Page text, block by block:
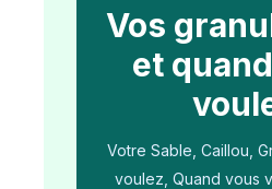
Vos
et
Votre Sable, Caillou,
voulez, Quand vous